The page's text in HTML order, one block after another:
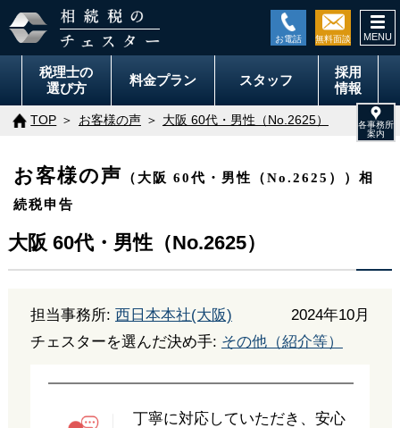
税理士の
選び方
料金プラン スタッフ
採用
情報
TOP お客様の声 大阪 60代・男性（No.2625）
お客様の声
（大阪 60代・男性（No.2625））相
続税申告
大阪 60代・男性（No.2625）
担当事務所: 西日本本社(大阪)
2024年10月
チェスターを選んだ決め手: その他（紹介等）
丁寧に対応していただき、安心